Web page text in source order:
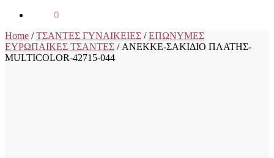
0
Home /ΤΣΑΝΤΕΣ ΓΥΝΑΙΚΕΙΕΣ /ΕΠΩΝΥΜΕΣ
ΕΥΡΩΠΑΙΚΕΣ ΤΣΑΝΤΕΣ / ANEKKE-ΣΑΚΙΔΙΟ ΠΛΑΤΗΣ-
MULTICOLOR-42715-044